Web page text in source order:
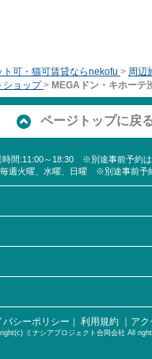
可・猫可賃貸ならnekofu > 周辺
ショップ > MEGAドン・キホーテ
ページトップに戻
時間:11:00～18:30 ※別途事前予約
週火曜、水曜、日曜 ※別途事前予
バシーポリシー ｜ 利用規約 ｜ア
ミナシアプロジェクト合同会社 All